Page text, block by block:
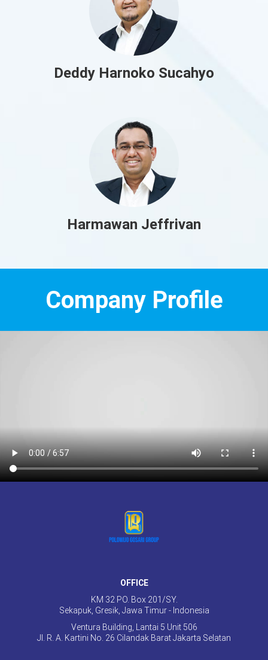
Deddy Harnoko Sucahyo
Harmawan Jeffrivan
Company Profile
OFFICE
KM 32 PO. Box 201/SY.
Sekapuk, Gresik, Jawa Timur - Indonesia
Ventura Building, Lantai 5 Unit 506
Jl. R. A. Kartini No. 26 Cilandak Barat Jakarta Selatan